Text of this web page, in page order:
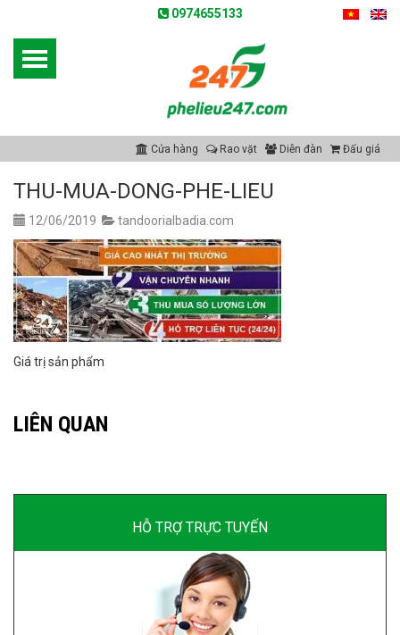
0974655133
Cửa hàng Rao vặt Diễn đàn Đấu giá
THU-MUA-DONG-PHE-LIEU
12/06/2019 tandoorialbadia.com
Giá trị sản phẩm
LIÊN QUAN
HỖ TRỢ TRỰC TUYẾN